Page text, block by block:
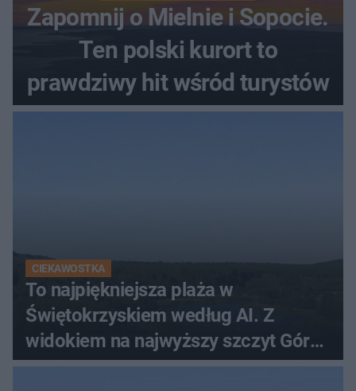
Zapomnij o Mielnie i Sopocie.
Ten polski kurort to
prawdziwy hit wśród turystów
CIEKAWOSTKA
To najpiękniejsza plaża w
Świętokrzyskiem według AI. Z
widokiem na najwyższy szczyt Gór
Świętokrzyskich